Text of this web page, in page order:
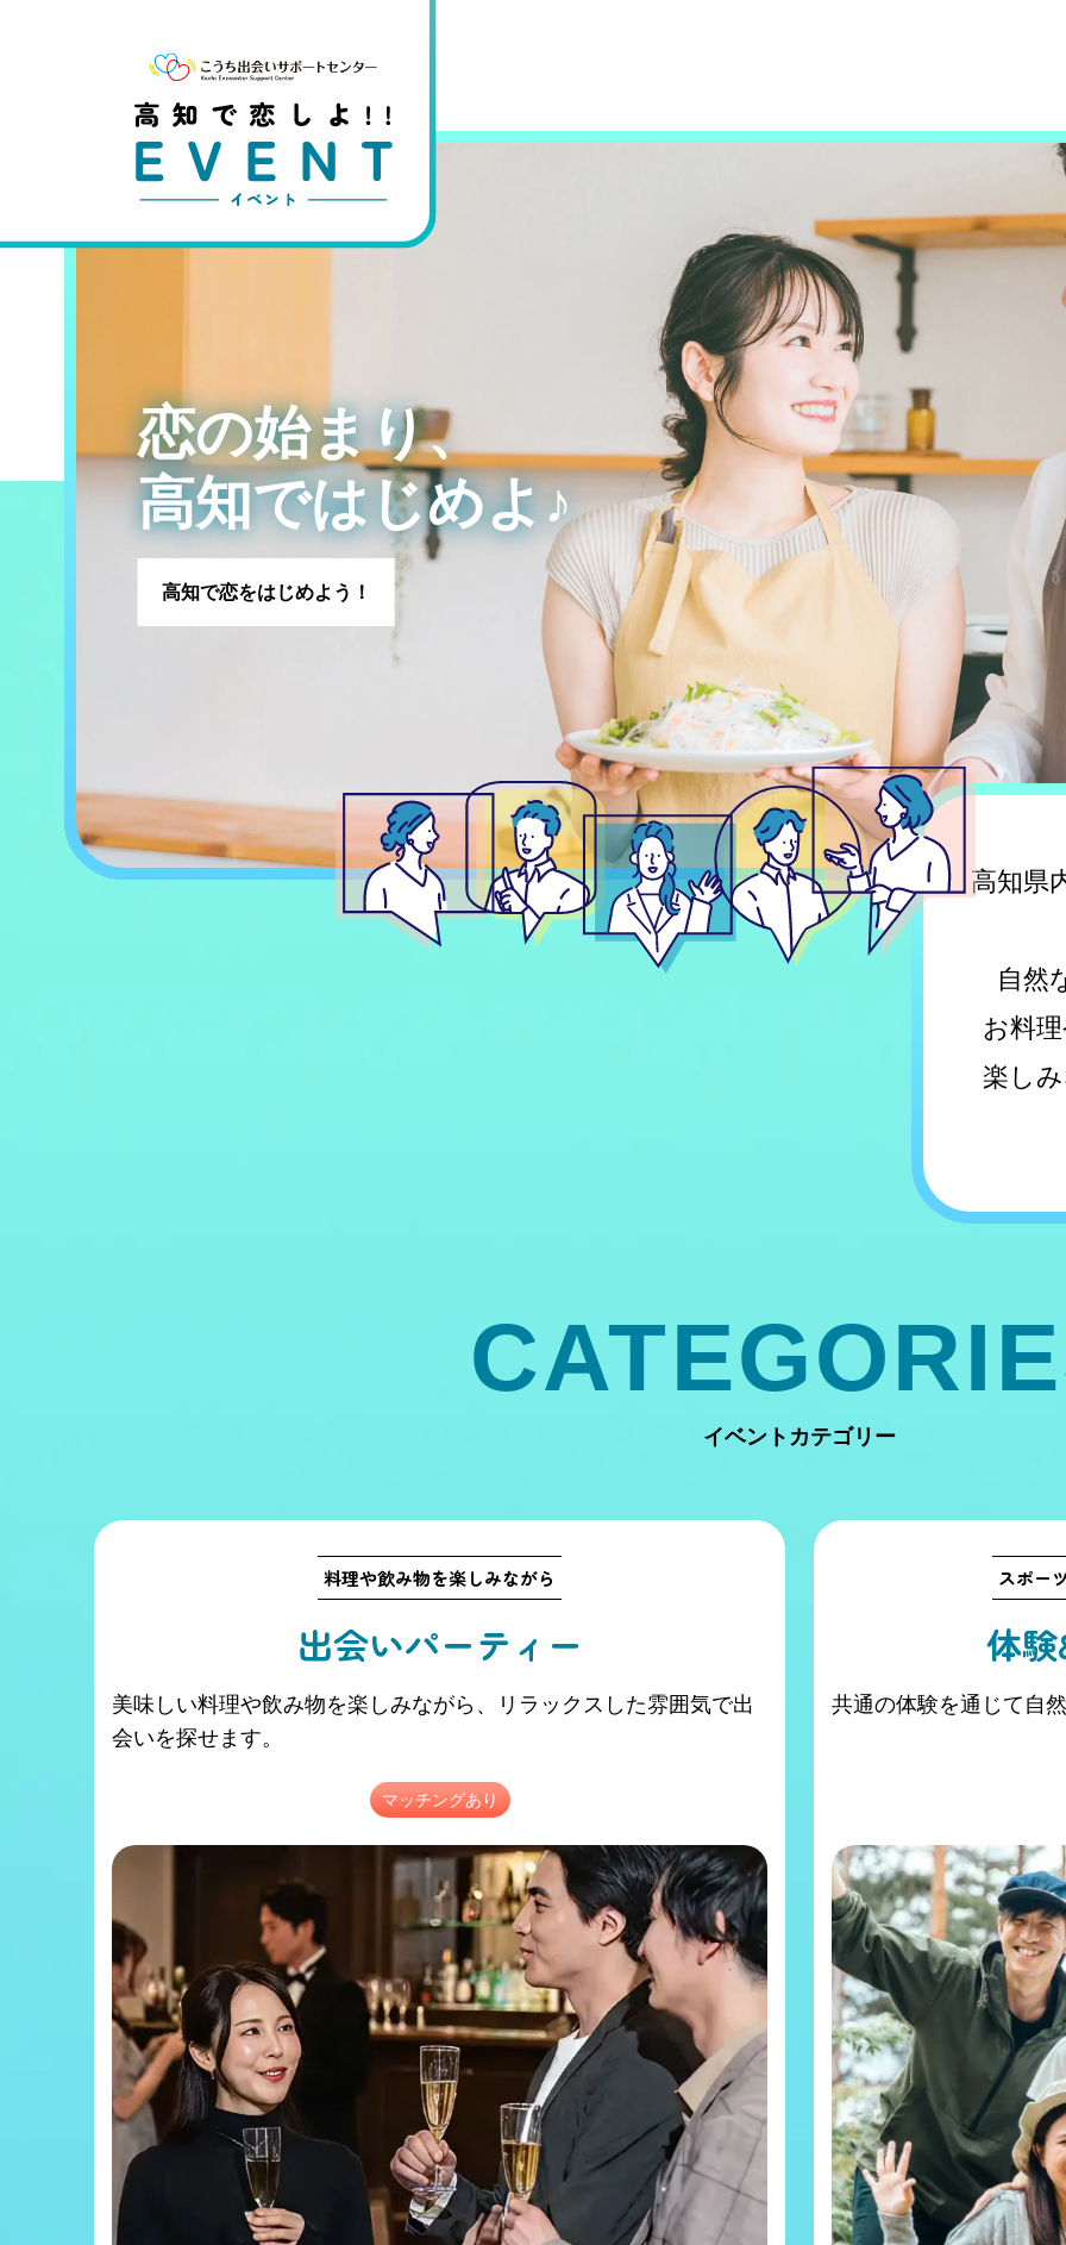
TOP
イベントユーザーとは
ワンポイントアドバイス
出会いイベントQ&A
メルマガ登録
ユーザーログイン
恋の始まり、
高知ではじめよ♪
高知で恋をはじめよう！
高知県
自然
お料
楽し
イベントカテゴリー
料理や飲み物を楽しみながら
出会いパーティー
美味しい料理や飲み物を楽しみながら、リラックスした雰囲気で出
会いを探せます。
マッチングあり
スポー
体
共通の体験を通じて自